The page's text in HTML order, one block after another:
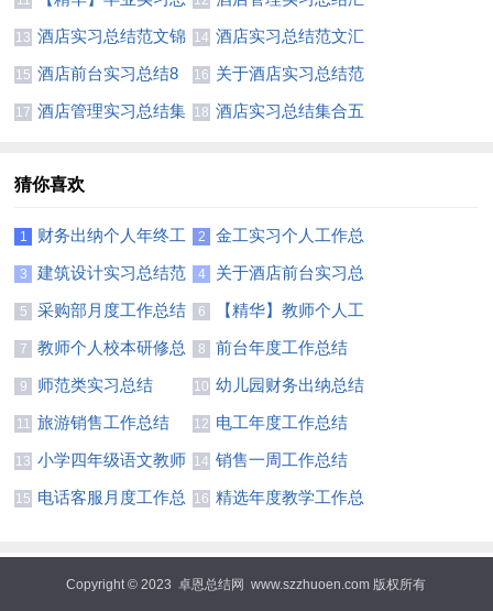
结锦集七篇
编九篇
13 酒店实习总结范文锦
集六篇
14 酒店实习总结范文汇
编9篇
15 酒店前台实习总结8
篇
16 关于酒店实习总结范
文十篇
17 酒店管理实习总结集 18 酒店实习总结集合五
猜你喜欢
1
财务出纳个人年终工
作总结
2
金工实习个人工作总
结
3
建筑设计实习总结范
文
4
关于酒店前台实习总
结汇总九篇
5
采购部月度工作总结
5篇
6
【精华】教师个人工
作总结模板汇编九篇
7
教师个人校本研修总
结（精选6篇）
8
前台年度工作总结
(精选15篇)
9 师范类实习总结 10 幼儿园财务出纳总结
11 旅游销售工作总结 12 电工年度工作总结
13 小学四年级语文教师
个人工作总结
14 销售一周工作总结
(合集15篇)
15 电话客服月度工作总
16 精选年度教学工作总
Copyright © 2023 卓恩总结网 www.szzhuoen.com 版权所有